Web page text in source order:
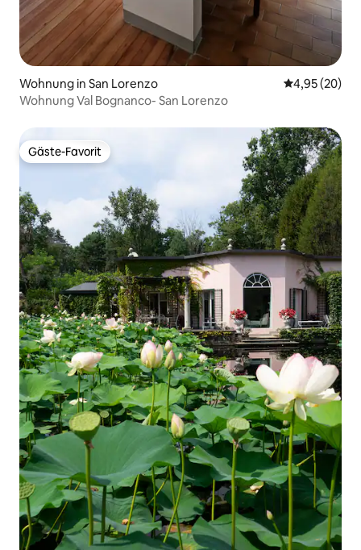
Wohnung in San Lorenzo
4,95 (20)
Wohnung Val Bognanco- San Lorenzo
Gäste-Favorit
Gäste-Favorit